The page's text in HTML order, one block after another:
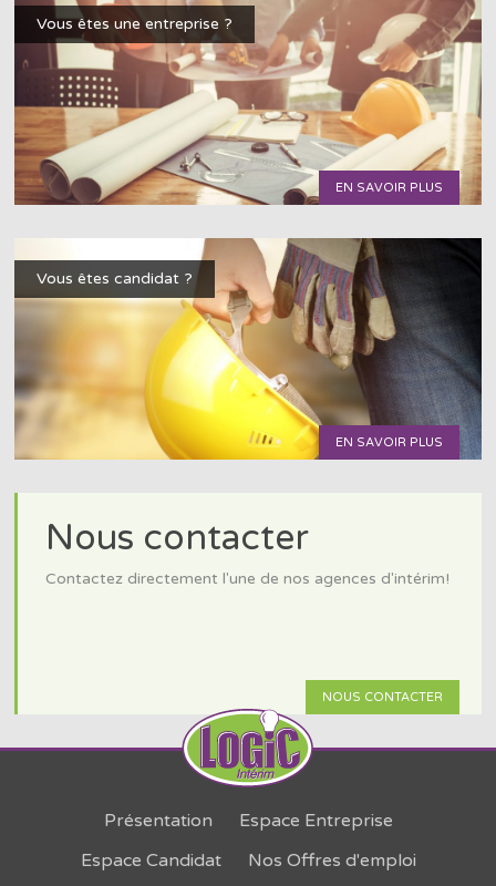
Vous êtes une entreprise ?
EN SAVOIR PLUS
Vous êtes candidat ?
EN SAVOIR PLUS
Nous contacter
Contactez directement l'une de nos agences d'intérim!
NOUS CONTACTER
Présentation
Espace Entreprise
Espace Candidat
Nos Offres d'emploi